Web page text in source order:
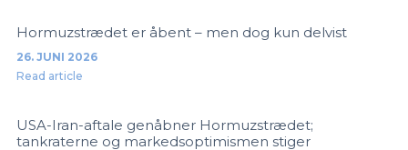
Hormuzstrædet er åbent – men dog kun delvist
26. JUNI 2026
Read article
USA-Iran-aftale genåbner Hormuzstrædet;
tankraterne og markedsoptimismen stiger